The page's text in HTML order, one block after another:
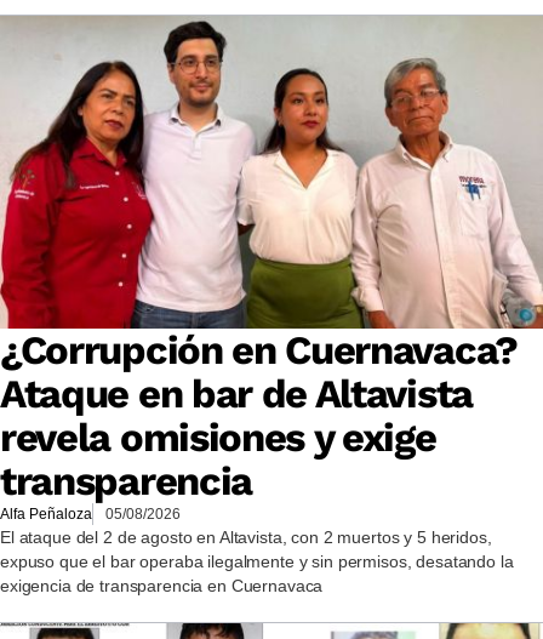
¿Corrupción en Cuernavaca?
Ataque en bar de Altavista
revela omisiones y exige
transparencia
Alfa Peñaloza 05/08/2026
El ataque del 2 de agosto en Altavista, con 2 muertos y 5 heridos,
expuso que el bar operaba ilegalmente y sin permisos, desatando la
exigencia de transparencia en Cuernavaca